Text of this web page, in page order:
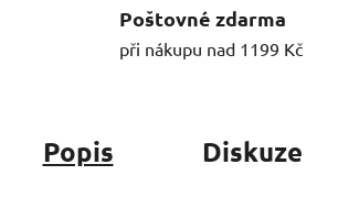
Poštovné zdarma
při nákupu nad 1199 Kč
Popis Diskuze